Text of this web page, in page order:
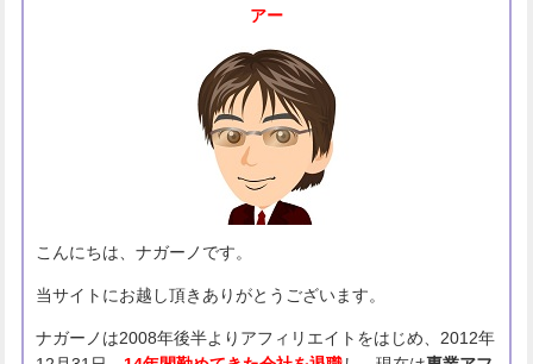
アー
こんにちは、ナガーノです。
当サイトにお越し頂きありがとうございます。
ナガーノは2008年後半よりアフィリエイトをはじめ、2012年